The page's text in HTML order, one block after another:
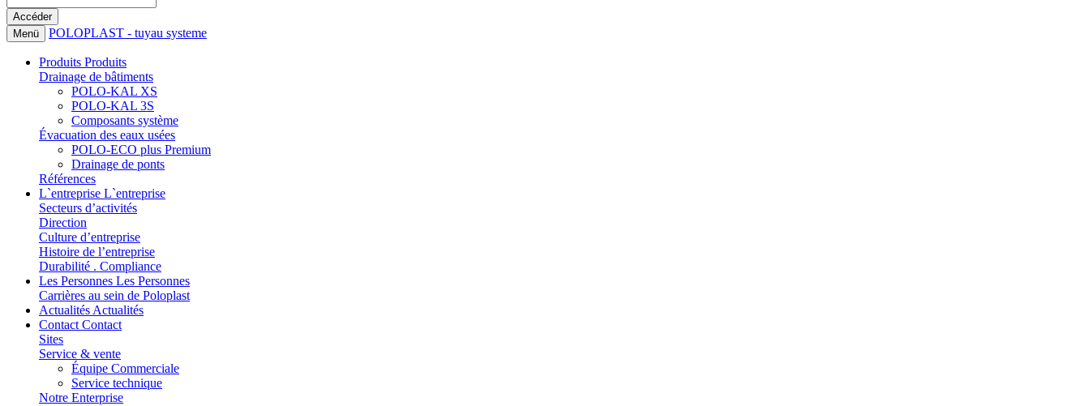
Menü POLOPLAST - tuyau systeme
Produits Produits
Drainage de bâtiments
POLO-KAL XS
POLO-KAL 3S
Composants système
Évacuation des eaux usées
POLO-ECO plus Premium
Drainage de ponts
Références
L`entreprise L`entreprise
Secteurs d’activités
Direction
Culture d’entreprise
Histoire de l’entreprise
Durabilité . Compliance
Les Personnes Les Personnes
Carrières au sein de Poloplast
Actualités Actualités
Contact Contact
Sites
Service & vente
Équipe Commerciale
Service technique
Notre Enterprise